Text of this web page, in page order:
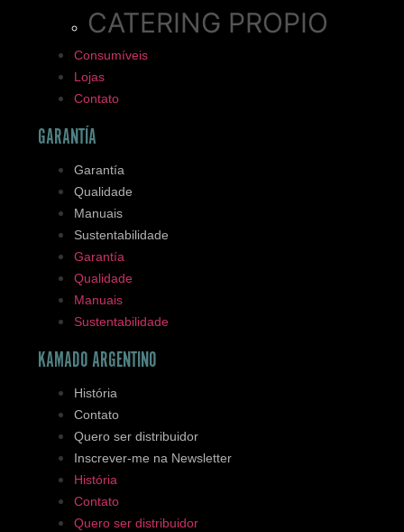
CATERING PROPIO
Consumíveis
Lojas
Contato
GARANTÍA
Garantía
Qualidade
Manuais
Sustentabilidade
Garantía
Qualidade
Manuais
Sustentabilidade
KAMADO ARGENTINO
História
Contato
Quero ser distribuidor
Inscrever-me na Newsletter
História
Contato
Quero ser distribuidor